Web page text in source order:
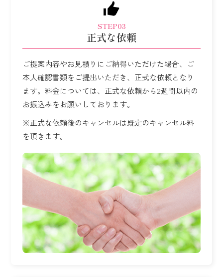
STEP03
正式な依頼
ご提案内容やお見積りにご納得いただけた場合、ご
本人確認書類をご提出いただき、 正式な依頼となり
ます。 料金については、正式な依頼から2週間以内の
お振込みをお願いしております。
※正式な依頼後のキャンセルは既定のキャンセル料
を頂きます。